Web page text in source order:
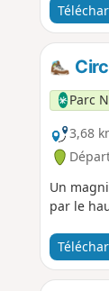
Parc
3,68
Un
par le